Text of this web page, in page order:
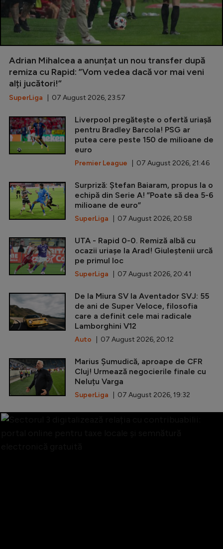
Adrian Mihalcea a anunțat un nou transfer după
remiza cu Rapid: ”Vom vedea dacă vor mai veni
alți jucători!”
SuperLiga | 07 August 2026, 23:57
Liverpool pregătește o ofertă uriașă
pentru Bradley Barcola! PSG ar
putea cere peste 150 de milioane de
euro
Premier League | 07 August 2026, 21:46
Surpriză: Ștefan Baiaram, propus la o
echipă din Serie A! ”Poate să dea 5-6
milioane de euro”
SuperLiga | 07 August 2026, 20:58
UTA - Rapid 0-0. Remiză albă cu
ocazii uriașe la Arad! Giuleștenii urcă
pe primul loc
SuperLiga | 07 August 2026, 20:41
De la Miura SV la Aventador SVJ: 55
de ani de Super Veloce, filosofia
care a definit cele mai radicale
Lamborghini V12
Auto | 07 August 2026, 20:12
Marius Șumudică, aproape de CFR
Cluj! Urmează negocierile finale cu
Neluțu Varga
SuperLiga | 07 August 2026, 19:32